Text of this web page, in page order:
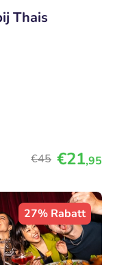
Thais
€45 €21,95
27% Rabatt